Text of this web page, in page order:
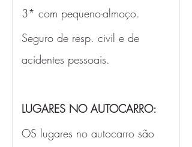
3* com pequeno-almoço.
Seguro de resp. civil e de
acidentes pessoais.
LUGARES NO AUTOCARRO:
OS lugares no autocarro são